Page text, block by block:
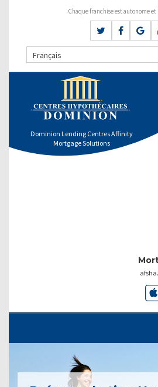
Chaque franchise est autonome
Français
Dominion Lending Centres Affinity
Mortgage Solutions